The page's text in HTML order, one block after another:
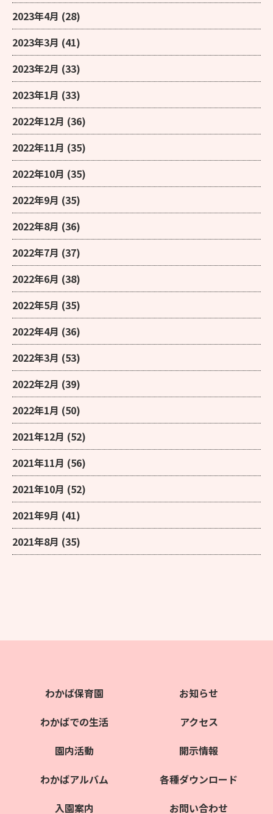
2023年4月 (28)
2023年3月 (41)
2023年2月 (33)
2023年1月 (33)
2022年12月 (36)
2022年11月 (35)
2022年10月 (35)
2022年9月 (35)
2022年8月 (36)
2022年7月 (37)
2022年6月 (38)
2022年5月 (35)
2022年4月 (36)
2022年3月 (53)
2022年2月 (39)
2022年1月 (50)
2021年12月 (52)
2021年11月 (56)
2021年10月 (52)
2021年9月 (41)
2021年8月 (35)
わかば保育園
わかばでの生活
園内活動
わかばアルバム
入園案内
お知らせ
アクセス
開示情報
各種ダウンロード
お問い合わせ